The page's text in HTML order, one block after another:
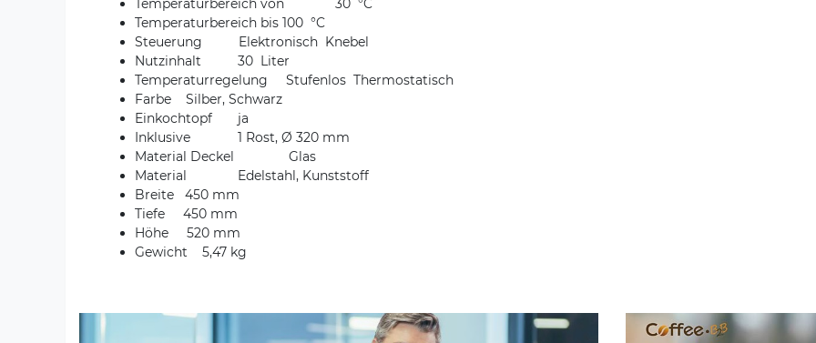
Temperaturbereich von 30 °C
Temperaturbereich bis 100 °C
Steuerung Elektronisch Knebel
Nutzinhalt 30 Liter
Temperaturregelung Stufenlos Thermostatisch
Farbe Silber, Schwarz
Einkochtopf ja
Inklusive 1 Rost, Ø 320 mm
Material Deckel Glas
Material Edelstahl, Kunststoff
Breite 450 mm
Tiefe 450 mm
Höhe 520 mm
Gewicht 5,47 kg